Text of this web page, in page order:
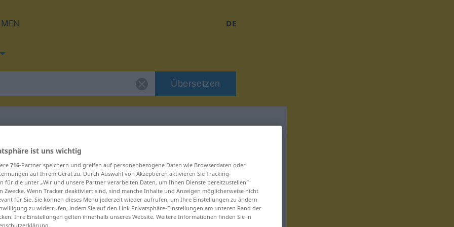
DE
Übersetzen
für "dokazalo"
ist uns wichtig
716-Partner speichern und greifen auf personenbezogene Daten wie Browserdaten oder
auf Ihrem Gerät zu. Durch Auswahl von Akzeptieren aktivieren Sie Tracking-
für die unter „Wir und unsere Partner verarbeiten Daten, um Ihnen Dienste bereitzustellen“
Zwecke. Wenn Tracker deaktiviert sind, sind manche Inhalte und Anzeigen möglicherweise nicht
für Sie. Sie können dieses Menü jederzeit wieder aufrufen, um Ihre Einstellungen zu ändern
zu widerrufen, indem Sie auf den Link Privatsphäre-Einstellungen am unteren Rand der
Ihre Einstellungen gelten innerhalb unseres Website. Weitere Informationen finden Sie in